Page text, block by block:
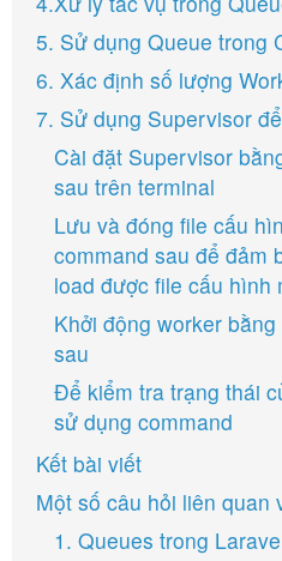
5. Sử dụng Queue trong
6. Xác định số lượng
7. Sử dụng Supervisor
Cài đặt Supervisor
sau trên terminal
Lưu và đóng file cấu
command sau để đảm
load được file cấu hình
Khởi động worker
sau
Để kiểm tra trạng thái
sử dụng command
Kết bài viết
Một số câu hỏi liên quan
1. Queues trong